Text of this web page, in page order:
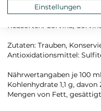
Verschluss: Presskorken
Land: Italien, Anbauregion:
Rebsorten: Corvina,
Zutaten: Trauben,
Antioxidationsmittel:
Nährwertangaben je 100
Kohlenhydrate 1,1 g,
Mengen von Fett,
Einstellungen